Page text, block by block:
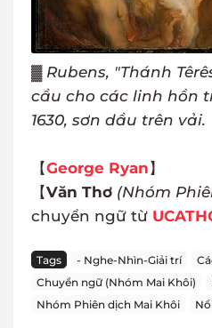
▓ Rubens, "Thánh
cầu cho các linh hồn
1630, sơn dầu trên vải.
【George Ryan 】
【Văn Thơ (Nhóm
chuyển ngữ từ
Tags - Nghe-Nhìn-Giải trí
Chuyển ngữ (Nhóm Mai Khôi)
Nhóm Phiên dịch Mai Khôi